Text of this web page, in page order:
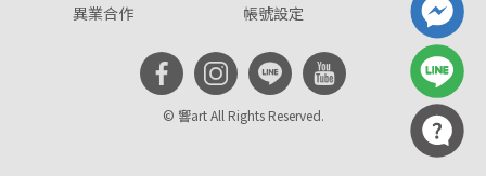
異業合作
帳號設定
© 響art All Rights Reserved.